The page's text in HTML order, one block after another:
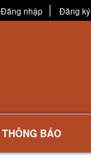
Đăng nhập Đăng ký
THÔNG BÁO